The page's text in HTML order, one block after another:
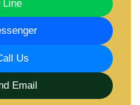
เป็นโครงการบ้าน 2 ชั้น
ราคาเริ่มต้น
31,950,000 บาท สำหรับ
ร์
Line
Us
Email